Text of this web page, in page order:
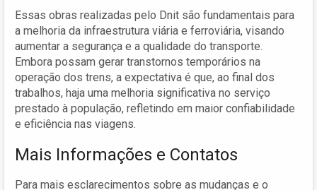
Essas obras realizadas pelo Dnit são fundamentais para
a melhoria da infraestrutura viária e ferroviária, visando
aumentar a segurança e a qualidade do transporte.
Embora possam gerar transtornos temporários na
operação dos trens, a expectativa é que, ao final dos
trabalhos, haja uma melhoria significativa no serviço
prestado à população, refletindo em maior confiabilidade
e eficiência nas viagens.
Mais Informações e Contatos
Para mais esclarecimentos sobre as mudanças e o